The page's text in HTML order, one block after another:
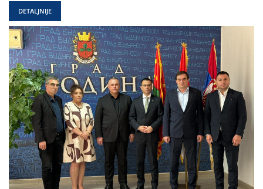
DETALJNIJE